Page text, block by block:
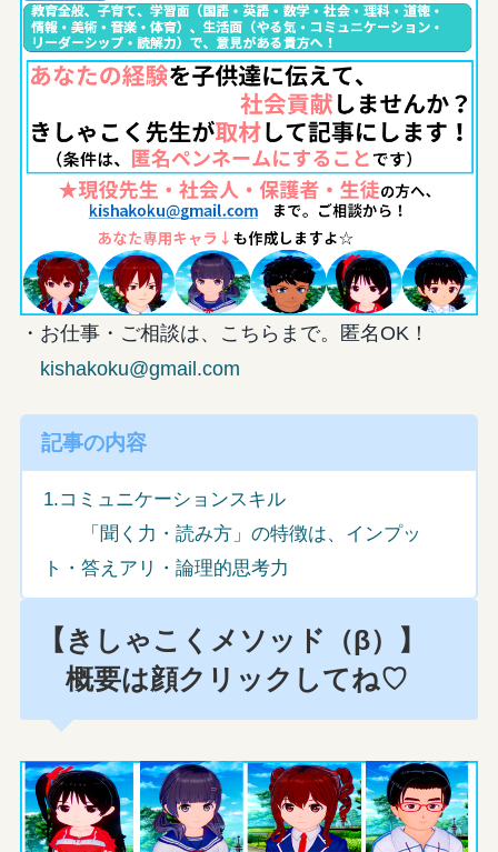
・お仕事・ご相談は、こちらまで。匿名OK！
kishakoku@gmail.com
記事の内容
1.コミュニケーションスキル
「聞く力・読み方」の特徴は、インプッ
ト・答えアリ・論理的思考力
【きしゃこくメソッド（β）】
概要は顔クリックしてね♡